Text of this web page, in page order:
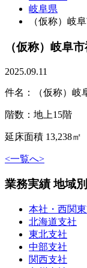
岐阜県
（仮称）岐
（仮称）岐阜
2025.09.11
件名：（仮称）岐
階数：地上15階
延床面積 13,238㎡
<一覧へ>
業務実績 地域別
本社・西関
北海道支社
東北支社
中部支社
関西支社